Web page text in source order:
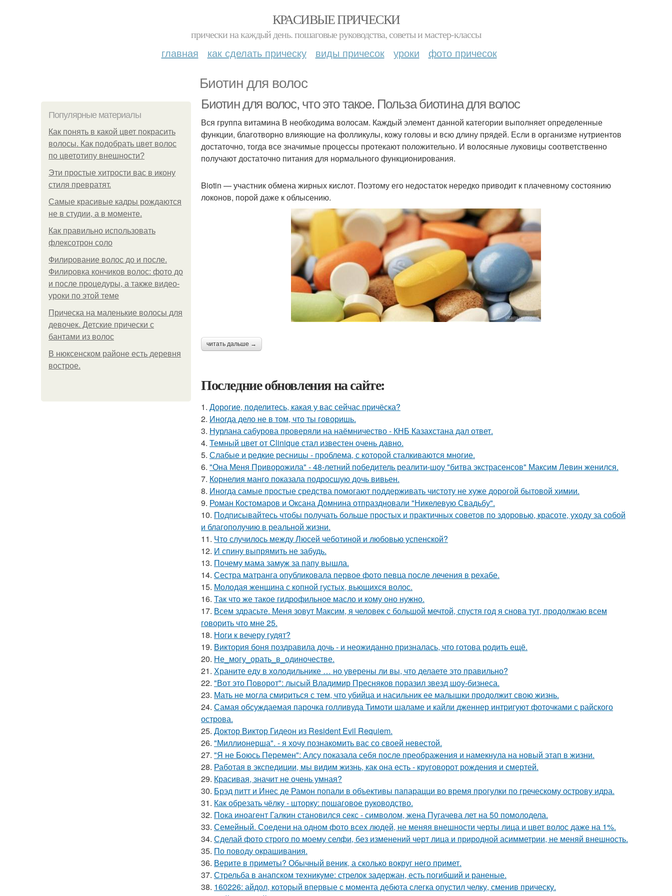
КРАСИВЫЕ ПРИЧЕСКИ
прически на каждый день. пошаговые руководства, советы и мастер-классы
главная как сделать прическу виды причесок уроки фото причесок
Биотин для волос
Популярные материалы
Как понять в какой цвет покрасить
волосы. Как подобрать цвет волос
по цветотипу внешности?
Эти простые хитрости вас в икону
стиля превратят.
Самые красивые кадры рождаются
не в студии, а в моменте.
Как правильно использовать
флексотрон соло
Филирование волос до и после.
Филировка кончиков волос: фото до
и после процедуры, а также видео-
уроки по этой теме
Прическа на маленькие волосы для
девочек. Детские прически с
бантами из волос
В нюксенском районе есть деревня
вострое.
Биотин для волос, что это такое. Польза биотина для волос
Вся группа витамина В необходима волосам. Каждый элемент данной категории выполняет определенные
функции, благотворно влияющие на фолликулы, кожу головы и всю длину прядей. Если в организме нутриентов
достаточно, тогда все значимые процессы протекают положительно. И волосяные луковицы соответственно
получают достаточно питания для нормального функционирования.
Biotin — участник обмена жирных кислот. Поэтому его недостаток нередко приводит к плачевному состоянию
локонов, порой даже к облысению.
читать дальше →
Последние обновления на сайте:
1. Дорогие, поделитесь, какая у вас сейчас причёска?
2. Иногда дело не в том, что ты говоришь.
3. Нурлана сабурова проверяли на наёмничество - КНБ Казахстана дал ответ.
4. Темный цвет от Clinique стал известен очень давно.
5. Слабые и редкие ресницы - проблема, с которой сталкиваются многие.
6. "Она Меня Приворожила" - 48-летний победитель реалити-шоу "битва экстрасенсов" Максим Левин женился.
7. Корнелия манго показала подросшую дочь вивьен.
8. Иногда самые простые средства помогают поддерживать чистоту не хуже дорогой бытовой химии.
9. Роман Костомаров и Оксана Домнина отпраздновали "Никелевую Свадьбу".
10. Подписывайтесь чтобы получать больше простых и практичных советов по здоровью, красоте, уходу за собой
и благополучию в реальной жизни.
11. Что случилось между Люсей чеботиной и любовью успенской?
12. И спину выпрямить не забудь.
13. Почему мама замуж за папу вышла.
14. Сестра матранга опубликовала первое фото певца после лечения в рехабе.
15. Молодая женщина с копной густых, вьющихся волос.
16. Так что же такое гидрофильное масло и кому оно нужно.
17. Всем здрасьте. Меня зовут Максим, я человек с большой мечтой, спустя год я снова тут, продолжаю всем
говорить что мне 25.
18. Ноги к вечеру гудят?
19. Виктория боня поздравила дочь - и неожиданно призналась, что готова родить ещё.
20. Не_могу_орать_в_одиночестве.
21. Храните еду в холодильнике … но уверены ли вы, что делаете это правильно?
22. "Вот это Поворот": лысый Владимир Пресняков поразил звезд шоу-бизнеса.
23. Мать не могла смириться с тем, что убийца и насильник ее малышки продолжит свою жизнь.
24. Самая обсуждаемая парочка голливуда Тимоти шаламе и кайли дженнер интригуют фоточками с райского
острова.
25. Доктор Виктор Гидеон из Resident Evil Requiem.
26. "Миллионерша". - я хочу познакомить вас со своей невестой.
27. "Я не Боюсь Перемен": Алсу показала себя после преображения и намекнула на новый этап в жизни.
28. Работая в экспедиции, мы видим жизнь, как она есть - круговорот рождения и смертей.
29. Красивая, значит не очень умная?
30. Брэд питт и Инес де Рамон попали в объективы папарацци во время прогулки по греческому острову идра.
31. Как обрезать чёлку - шторку: пошаговое руководство.
32. Пока иноагент Галкин становился секс - символом, жена Пугачева лет на 50 помолодела.
33. Семейный. Соедени на одном фото всех людей, не меняя внешности черты лица и цвет волос даже на 1%.
34. Сделай фото строго по моему селфи, без изменений черт лица и природной асимметрии, не меняй внешность.
35. По поводу окрашивания.
36. Верите в приметы? Обычный веник, а сколько вокруг него примет.
37. Стрельба в анапском техникуме: стрелок задержан, есть погибший и раненые.
38. 160226: айдол, который впервые с момента дебюта слегка опустил челку, сменив прическу.